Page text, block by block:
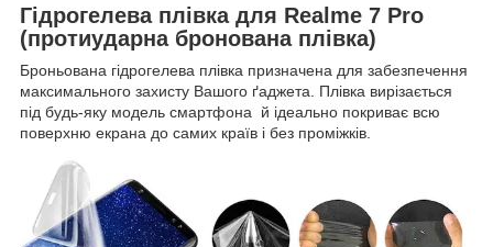
Гідрогелева плівка для Realme 7 Pro
(протиударна бронована плівка)
Броньована гідрогелева плівка призначена для забезпечення
максимального захисту Вашого ґаджета. Плівка вирізається
під будь-яку модель смартфона й ідеально покриває всю
поверхню екрана до самих країв і без проміжків.